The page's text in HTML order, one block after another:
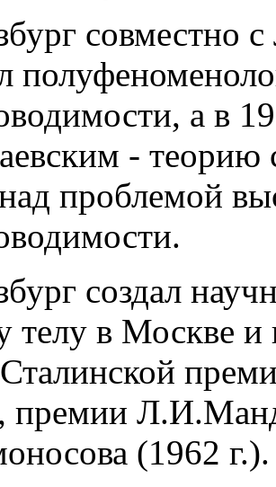
совместно
а в
- теорию
проблемой
создал
телу в Москве
премии
(1962 г.).